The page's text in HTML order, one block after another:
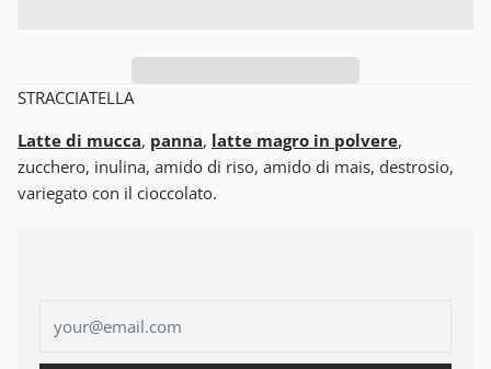
STRACCIATELLA
Latte di mucca, panna, latte magro in polvere,
zucchero, inulina, amido di riso, amido di mais, destrosio,
variegato con il cioccolato.